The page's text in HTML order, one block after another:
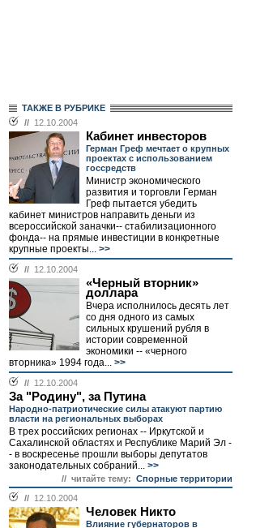
ТАКЖЕ В РУБРИКЕ
// 12.10.2004
Кабинет инвесторов
Герман Греф мечтает о крупных
проектах с использованием
госсредств
Министр экономического
развития и торговли Герман
Греф пытается убедить
кабинет министров направить деньги из
всероссийской заначки-- стабилизационного
фонда-- на прямые инвестиции в конкретные
крупные проекты... >>
// 12.10.2004
«Черный вторник»
доллара
Вчера исполнилось десять лет
со дня одного из самых
сильных крушений рубля в
истории современной
экономики -- «черного
вторника» 1994 года... >>
// 12.10.2004
За "Родину", за Путина
Народно-патриотические силы атакуют партию
власти на региональных выборах
В трех российских регионах -- Иркутской и
Сахалинской областях и Республике Марий Эл -
- в воскресенье прошли выборы депутатов
законодательных собраний... >>
// читайте тему: Спорные территории
// 12.10.2004
Человек Никто
Влияние губернаторов в